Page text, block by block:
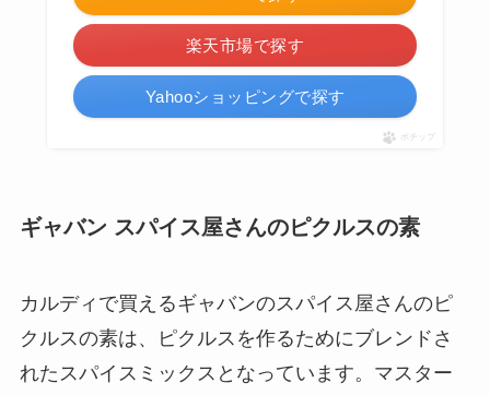
楽天市場で探す
Yahooショッピングで探す
ポチップ
ギャバン スパイス屋さんのピクルスの素
カルディで買えるギャバンのスパイス屋さんのピ
クルスの素は、ピクルスを作るためにブレンドさ
れたスパイスミックスとなっています。マスター